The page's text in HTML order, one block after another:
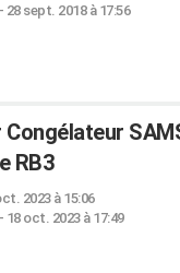
28 sept. 2018 à 17:56
RB3
2023 à 15:06
18 oct. 2023 à 17:49